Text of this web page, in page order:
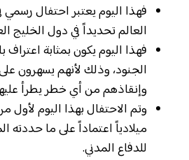
فهذا اليوم يعتبر احتفال
العالم تحديداً في دول الخليج
فهذا اليوم يكون بمثابة اعتراف
الجنود، وذلك لأنهم يسهرون
وإنقاذهم من أي خطر يطرأ
ميلادياً اعتماداً على ما حددته
للدفاع المدني.